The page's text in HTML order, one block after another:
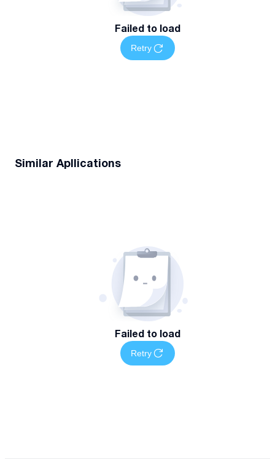
Failed to load
Retry
Similar Apllications
Failed to load
Retry